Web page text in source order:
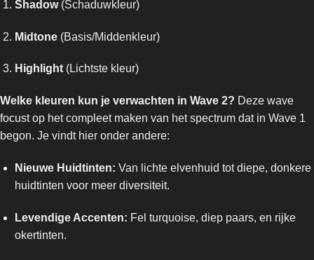
Shadow(Schaduwkleur)
Midtone(Basis/Middenkleur)
Highlight(Lichtste kleur)
Welke kleuren kun je verwachten in Wave 2? Deze wave
focust op het compleet maken van het spectrum dat in Wave 1
begon. Je vindt hier onder andere:
Nieuwe Huidtinten: Van lichte elvenhuid tot diepe, donkere
huidtinten voor meer diversiteit.
Levendige Accenten: Fel turquoise, diep paars, en rijke
okertinten.